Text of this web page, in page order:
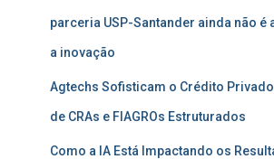
parceria USP-Santander ainda não é
a inovação
Agtechs Sofisticam o Crédito
de CRAs e FIAGROs Estruturados
Como a IA Está Impactando os